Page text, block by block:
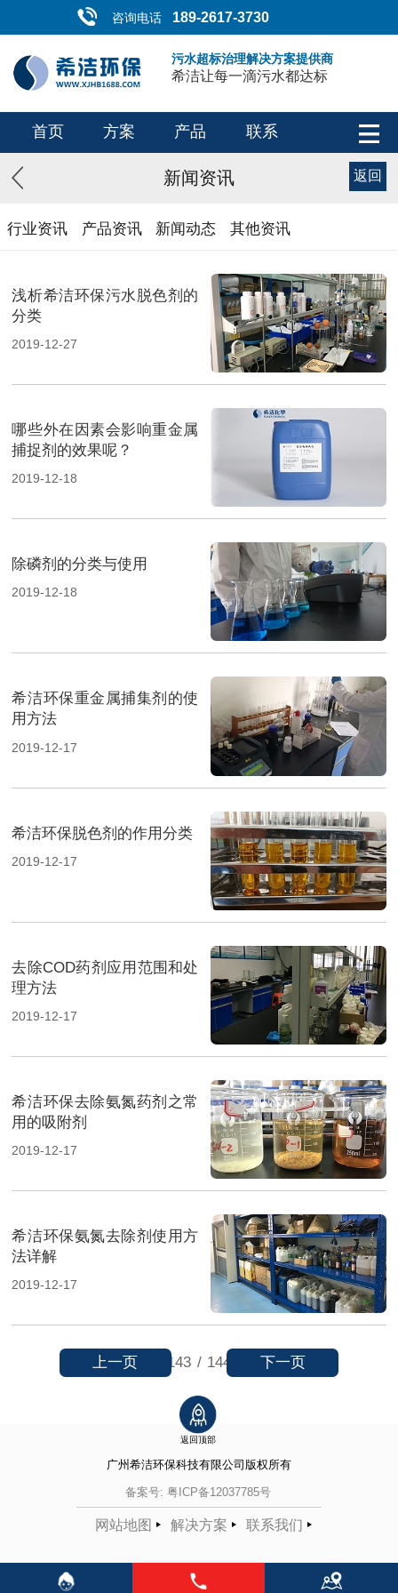
咨询电话 189-2617-3730
污水超标治理解决方案提供商
希洁让每一滴污水都达标
首页 方案 产品 联系
新闻资讯 返回
行业资讯 产品资讯 新闻动态 其他资讯
浅析希洁环保污水脱色剂的
分类
2019-12-27
哪些外在因素会影响重金属
捕捉剂的效果呢？
2019-12-18
除磷剂的分类与使用
2019-12-18
希洁环保重金属捕集剂的使
用方法
2019-12-17
希洁环保脱色剂的作用分类
2019-12-17
去除COD药剂应用范围和处
理方法
2019-12-17
希洁环保去除氨氮药剂之常
用的吸附剂
2019-12-17
希洁环保氨氮去除剂使用方
法详解
2019-12-17
143 / 144
上一页 下一页
返回顶部
广州希洁环保科技有限公司 版权所有
备案号: 粤ICP备12037785号
网站地图 解决方案 联系我们